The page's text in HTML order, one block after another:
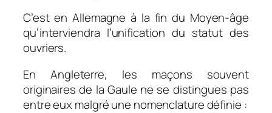
C’est en Allemagne à la fin du Moyen-âge
qu’interviendra l’unification du statut des
ouvriers.
En Angleterre, les maçons souvent
originaires de la Gaule ne se distingues pas
entre eux malgré une nomenclature définie :